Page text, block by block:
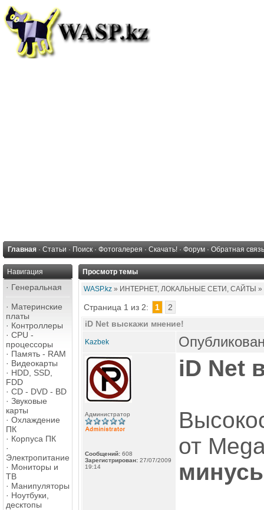
Главная · Статьи · Поиск · Фотогалерея · Скачать! · Форум · Обратная связь
Навигация
· Генеральная
· Материнские
платы
· Контроллеры
· CPU -
процессоры
· Память - RAM
· Видеокарты
· HDD, SSD,
FDD
· CD - DVD - BD
· Звуковые
карты
· Охлаждение
ПК
· Корпуса ПК
·
Электропитание
· Мониторы и
ТВ
· Манипуляторы
· Ноутбуки,
десктопы
Просмотр темы
WASP.kz » ИНТЕРНЕТ, ЛОКАЛЬНЫЕ СЕТИ, САЙТЫ »
Страница 1 из 2: 1
2
iD Net выскажи мнение!
Kazbek
Администратор
Сообщений: 608
Зарегистрирован: 27/07/2009
19:14
iD Net
от